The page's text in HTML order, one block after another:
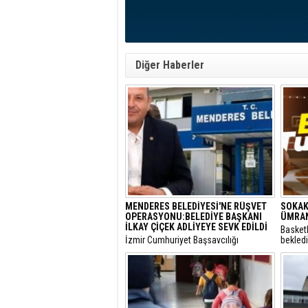
Diğer Haberler
MENDERES BELEDİYESİ'NE RÜŞVET
OPERASYONU:BELEDİYE BAŞKANI
İLKAY ÇİÇEK ADLİYEYE SEVK EDİLDİ
​İzmir Cumhuriyet Başsavcılığı
tarafından yürütülen 'rüşvet' ve 'irtikap'
soruşturması kapsamında gözaltına
alınan Menderes Belediye Başkanı İlkay
Çiçek’in de aralarında bulunduğu 16
şüpheli adliyeye sevk edildi.